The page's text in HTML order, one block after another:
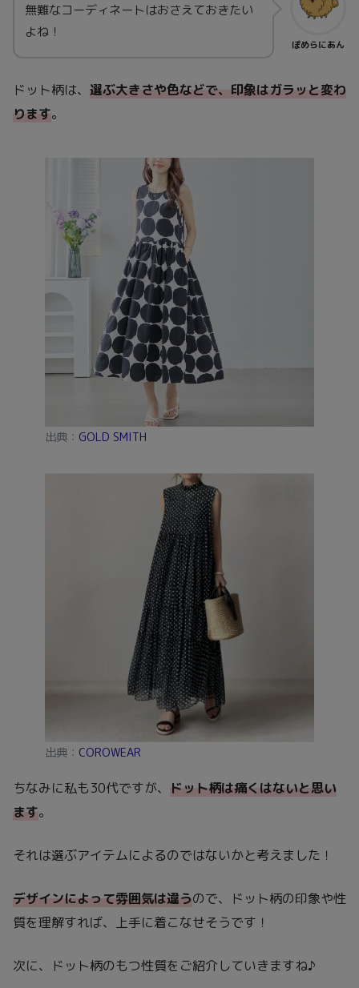
ぽめらにあん
無難なコーディネートはおさえておきたい
よね！
ドット柄は、 選ぶ大きさや色などで、印象はガラッと変わ
ります。
出典： GOLD SMITH
出典： COROWEAR
ちなみに私も30代ですが、
ドット柄は痛くはないと思い
ます。
それは選ぶアイテムによるのではないかと考えました！
デザインによって雰囲気は違うので、ドット柄の印象や性
質を理解すれば、上手に着こなせそうです！
次に、ドット柄のもつ性質をご紹介していきますね♪